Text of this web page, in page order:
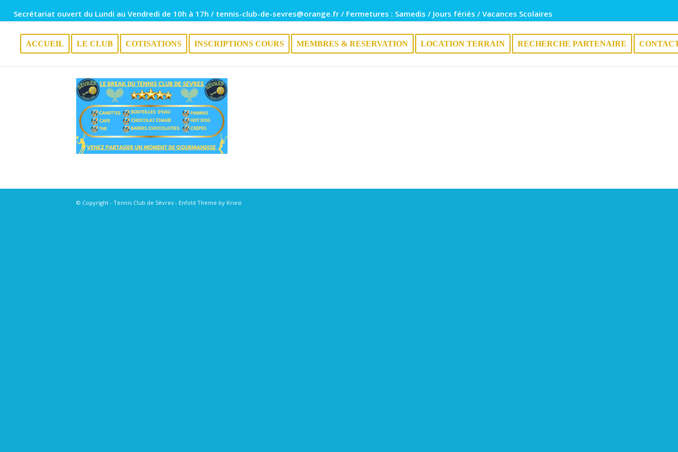
Secrétariat ouvert du Lundi au Vendredi de 10h à 17h / tennis-club-de-sevres@orange.fr / Fermetures : Samedis / Jours fériés / Vacances Scolaires
ACCUEIL LE CLUB COTISATIONS INSCRIPTIONS COURS MEMBRES & RESERVATION LOCATION TERRAIN RECHERCHE PARTENAIRE
© Copyright - Tennis Club de Sèvres - Enfold Theme by Kriesi